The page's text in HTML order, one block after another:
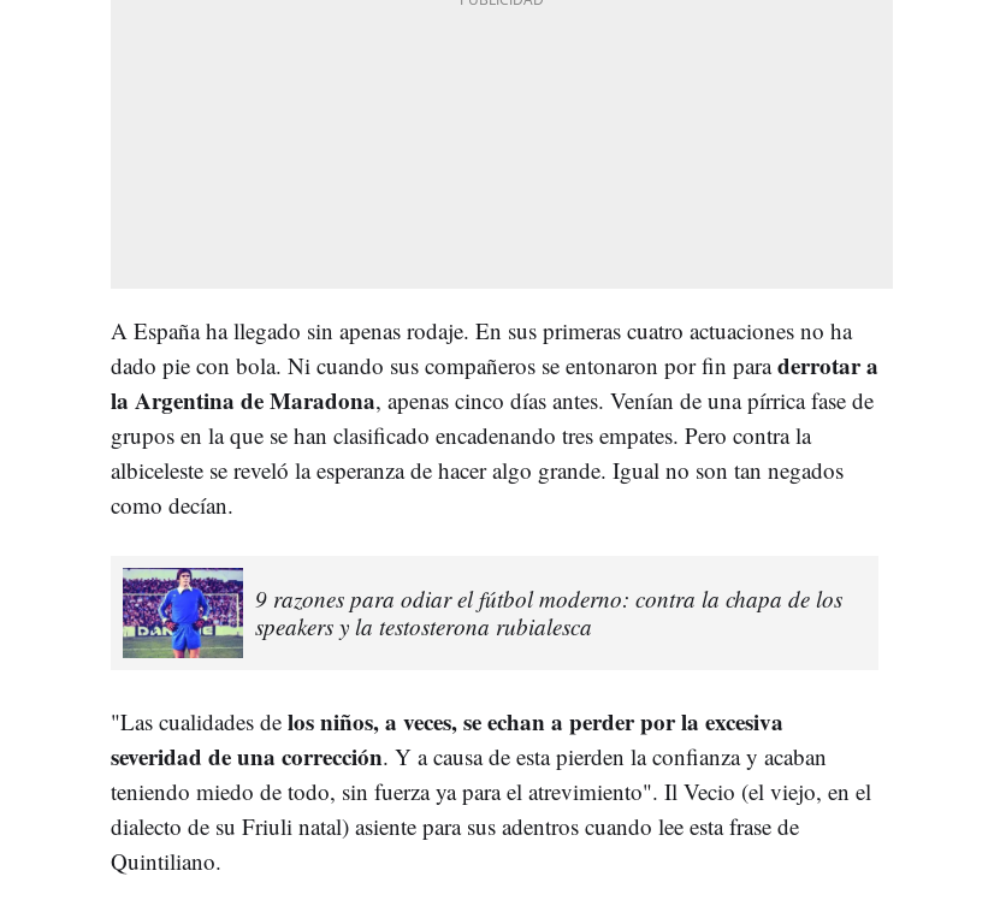
A España ha llegado sin apenas rodaje. En sus primeras cuatro actuaciones no ha
dado pie con bola. Ni cuando sus compañeros se entonaron por fin paraderrotar a
la Argentina de Maradona, apenas cinco días antes. Venían de una pírrica fase de
grupos en la que se han clasificado encadenando tres empates. Pero contra la
albiceleste se reveló la esperanza de hacer algo grande. Igual no son tan negados
como decían.
9 razones para odiar el fútbol moderno: contra la chapa de los
speakers y la testosterona rubialesca
"Las cualidades de los niños, a veces, se echan a perder por la excesiva
severidad de una corrección. Y a causa de esta pierden la confianza y acaban
teniendo miedo de todo, sin fuerza ya para el atrevimiento". Il Vecio (el viejo, en el
dialecto de su Friuli natal) asiente para sus adentros cuando lee esta frase de
Quintiliano.